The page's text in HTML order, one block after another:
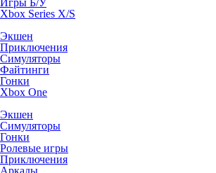
Игры Б/У
Xbox Series X/S
Экшен
Приключения
Симуляторы
Файтинги
Гонки
Xbox One
Экшен
Симуляторы
Гонки
Ролевые игры
Приключения
Аркады